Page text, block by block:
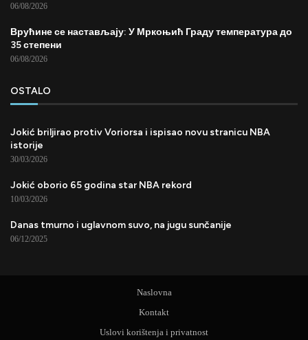
06/08/2026
Врућине се настављају: У Мркоњић Граду температура до
35 степени
06/08/2026
OSTALO
Jokić briljirao protiv Voriorsa i ispisao novu stranicu NBA
istorije
30/03/2026
Jokić oborio 65 godina star NBA rekord
10/03/2026
Danas tmurno i uglavnom suvo, na jugu sunčanije
06/12/2025
Naslovna
Kontakt
Uslovi korištenja i privatnost